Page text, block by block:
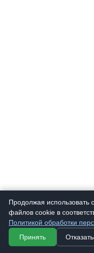
Продолжая использовать
файлов cookie в
Политикой обработки
Принять